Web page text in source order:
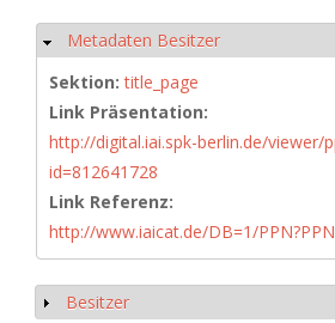
Ausblenden
Metadaten Besitzer
Sektion:title_page
Link Präsentation:
http://digital.iai.spk-berlin.de/viewer/
id=812641728
Link Referenz:
http://www.iaicat.de/DB=1/
Anzeigen
Besitzer